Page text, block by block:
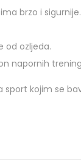
brzo i sigurnije.
od ozljeda.
napornih
sport kojim se